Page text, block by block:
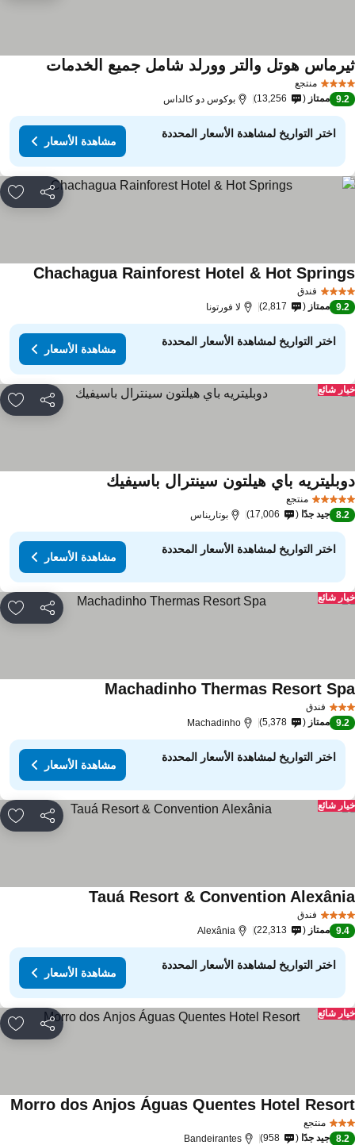
منتجع
هوتل والتر وورلد شامل جميع الخدمات
9.2 ممتاز 13,256 بوكوس دو كالداس
اختر التواريخ لمشاهدة الأسعار المحددة
مشاهدة الأسعار
مشاركة
فندق
Chachagua Rainforest Hotel & Hot
9.2 ممتاز 2,817 لا فورتونا
اختر التواريخ لمشاهدة الأسعار المحددة
مشاهدة الأسعار
مشاركة
شائع
منتجع
باي هيلتون سينترال باسيفيك
8.2 جيد جدًا 17,006 بوتاريناس
اختر التواريخ لمشاهدة الأسعار المحددة
مشاهدة الأسعار
مشاركة
شائع
فندق
Machadinho Thermas Resort
9.2 ممتاز 5,378
Machadinho
اختر التواريخ لمشاهدة الأسعار المحددة
مشاهدة الأسعار
مشاركة
شائع
فندق
Tauá Resort & Convention
9.4 ممتاز 22,313
Alexânia
اختر التواريخ لمشاهدة الأسعار المحددة
مشاهدة الأسعار
مشاركة
شائع
منتجع
Morro dos Anjos Águas Quentes Hotel
8.2 جيد جدًا 958
Bandeirantes